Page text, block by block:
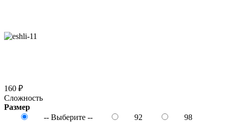
160 ₽
Сложность
Размер
-- Выберите --
92
98